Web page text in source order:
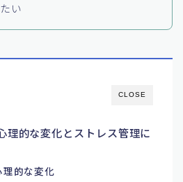
い
CLOSE
理的な変化とストレス管理に
的な変化